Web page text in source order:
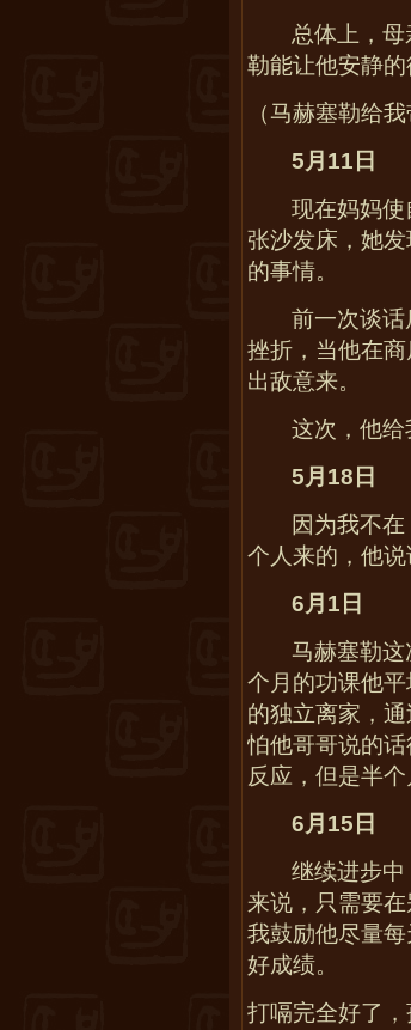
总体上，
勒能让他安静
（马赫塞勒给
5月 11 日
现在妈妈
张沙发床，她发
的事情。
前一次谈
挫折，当他在
出敌意来。
这次，他给
5月 18 日
因为我不
个人来的，他说
6月 1 日
马赫塞勒
个月的功课他
的独立离家，
怕他哥哥说的
反应，但是半
6月 15 日
继续进步
来说，只需要
我鼓励他尽量
好成绩。
打嗝完全好了